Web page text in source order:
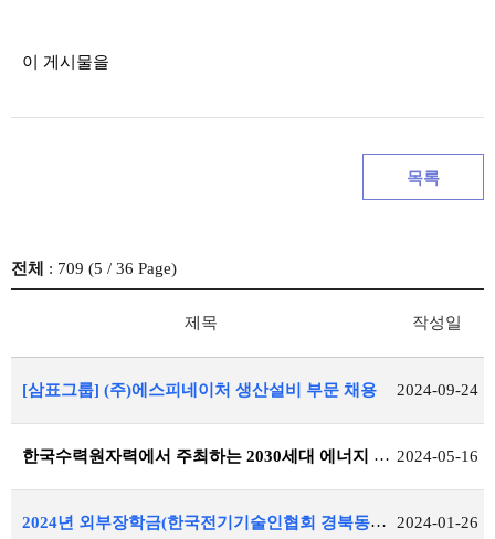
이 게시물을
목록
전체 : 709 (5 / 36 Page)
제목 작성일
[삼표그룹] (주)에스피네이처 생산설비 부문 채용 2024-09-24
한국수력원자력에서 주최하는 2030세대 에너지 리더 캠프 신청 안내 2024-05-16
2024년 외부장학금(한국전기기술인협회 경북동도회) 공지 2024-01-26